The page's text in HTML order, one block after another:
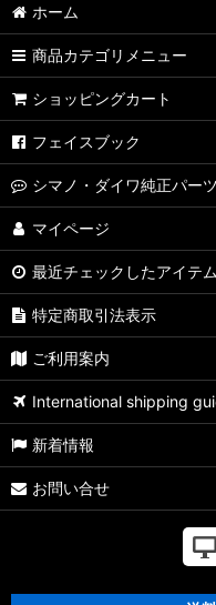
ホーム
商品カテゴリメニュー
ショッピングカート
フェイスブック
シマノ・ダイワ純正パー
マイページ
最近チェックしたアイテム
特定商取引法表示
ご利用案内
International shipping
新着情報
お問い合せ